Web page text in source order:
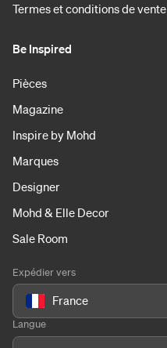
Termes et conditions de vente
Be Inspired
Pièces
Magazine
Inspire by Mohd
Marques
Designer
Mohd & Elle Decor
Sale Room
Expédier vers
France
Langue